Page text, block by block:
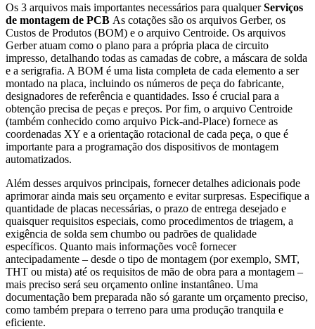
Os 3 arquivos mais importantes necessários para qualquerServiços
de montagem de PCB As cotações são os arquivos Gerber, os
Custos de Produtos (BOM) e o arquivo Centroide. Os arquivos
Gerber atuam como o plano para a própria placa de circuito
impresso, detalhando todas as camadas de cobre, a máscara de solda
e a serigrafia. A BOM é uma lista completa de cada elemento a ser
montado na placa, incluindo os números de peça do fabricante,
designadores de referência e quantidades. Isso é crucial para a
obtenção precisa de peças e preços. Por fim, o arquivo Centroide
(também conhecido como arquivo Pick-and-Place) fornece as
coordenadas XY e a orientação rotacional de cada peça, o que é
importante para a programação dos dispositivos de montagem
automatizados.
Além desses arquivos principais, fornecer detalhes adicionais pode
aprimorar ainda mais seu orçamento e evitar surpresas. Especifique a
quantidade de placas necessárias, o prazo de entrega desejado e
quaisquer requisitos especiais, como procedimentos de triagem, a
exigência de solda sem chumbo ou padrões de qualidade
específicos. Quanto mais informações você fornecer
antecipadamente – desde o tipo de montagem (por exemplo, SMT,
THT ou mista) até os requisitos de mão de obra para a montagem –
mais preciso será seu orçamento online instantâneo. Uma
documentação bem preparada não só garante um orçamento preciso,
como também prepara o terreno para uma produção tranquila e
eficiente.